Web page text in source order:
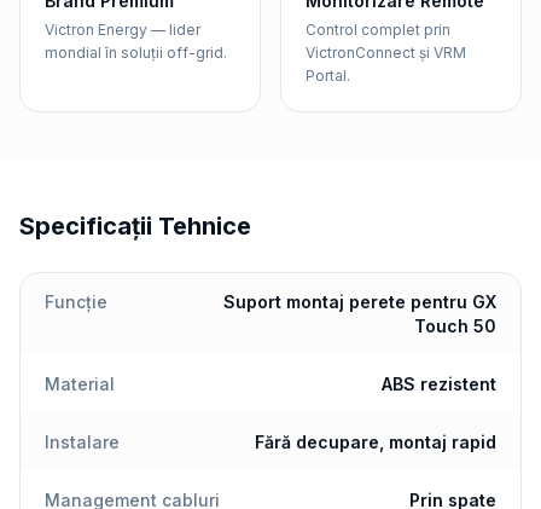
Victron Energy — lider
mondial în soluții off-grid.
Control complet prin
VictronConnect și VRM
Portal.
Specificații Tehnice
Funcție
Suport montaj perete pentru GX
Touch 50
Material ABS rezistent
Instalare Fără decupare, montaj rapid
Management cabluri Prin spate